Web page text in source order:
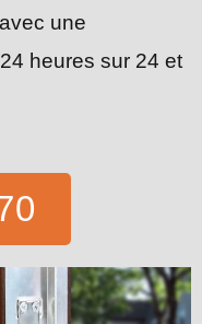
avec une
heures sur 24 et